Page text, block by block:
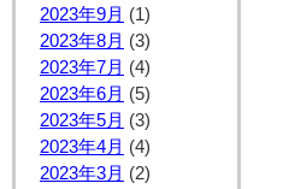
2023年9月 (1)
2023年8月 (3)
2023年7月 (4)
2023年6月 (5)
2023年5月 (3)
2023年4月 (4)
2023年3月 (2)